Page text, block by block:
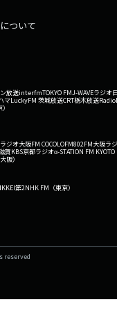
ついて
放送interfmTOKYO FMJ-WAVEラジオ
マLuckyFM 茨城放送CRT栃木放送
ジオ大阪FM COCOLOFM802FM大阪ラ
賀KBS京都ラジオα-STATION FM KYOTO
阪）
第2NHK FM（東京）
reserved